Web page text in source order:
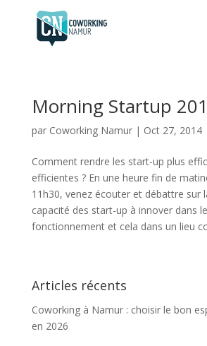
Morning Startup
par Coworking Namur| Oct 27, 2014
Comment rendre les start-up plus
efficientes ? En une heure fin de
11h30, venez écouter et débattre sur
capacité des start-up à innover dans
fonctionnement et cela dans un lieu
Articles récents
Coworking à Namur : choisir le bon
en 2026